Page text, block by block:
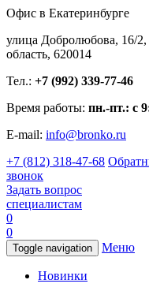
Офис в Екатеринбурге
улица Добролюбова, 16/2,
область, 620014
Тел.: +7 (992) 339-77-46
Время работы: пн.-пт.: с
E-mail: info@bronko.ru
+7 (812) 318-47-68
звонок
Задать вопрос
специалистам
0
0
Toggle navigation Меню
Новинки